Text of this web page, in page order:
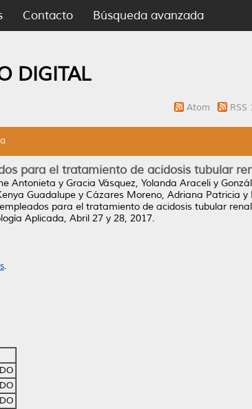
Contacto Búsqueda avanzada
DIGITAL
Atom RSS
para el tratamiento de acidosis tubular
Antonieta y Gracia Vásquez, Yolanda Araceli y
Guadalupe y Cázares Moreno, Adriana Patricia y
para el tratamiento de acidosis tubular
Aplicada, Abril 27 y 28, 2017.
.